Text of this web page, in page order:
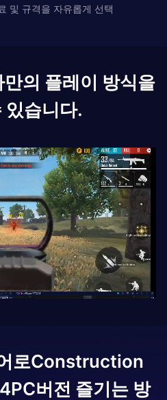
및 규격을 자유롭게 선택
의 플레이 방식을
있습니다.
로Construction
PC버전 즐기는 방